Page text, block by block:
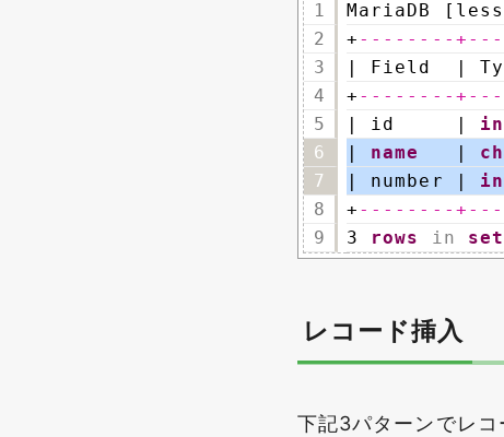
1
2
3
4
5
6
7
8
9
MariaDB
+ --------
| Field  |
+ --------
| id     |
name
| number |
+ --------
3 rows in set
レコード挿入
下記3パターンでレコ